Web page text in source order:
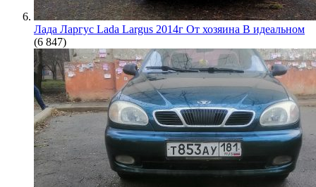
Лада Ларгус Lada Largus 2014г От хозяина В идеальном
(6 847)